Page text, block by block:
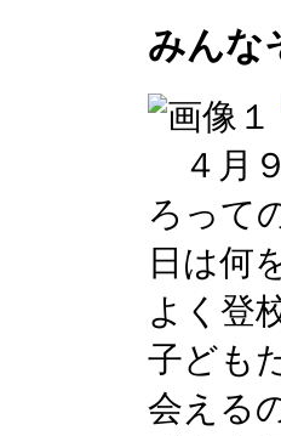
みんな
４月
ろって
日は何
よく登
子ども
会える